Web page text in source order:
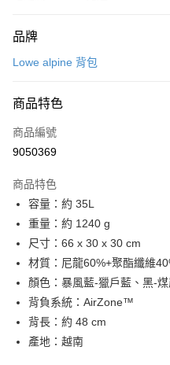
信用卡一次付款
Apple Pay
街口支付
Google Pay
全盈+PAY
大哥付你分期
相關說明
【大哥付你分期使用說明】
1.本服務由台灣大哥大提供，台灣
2.付款方式選擇「大哥付你分期」
流程，驗證手機門號後，選擇欲分
成交易。
AFTEE先享後付
相關說明
【關於「AFTEE先享後付」】
AFTEE先享後付是「在收到商品之
ATM付款
品牌
Lowe alpine 背包
商品特色
商品編號
9050369
商品特色
容量：約 35L
重量：約 1240 g
尺寸：66 x 30 x 30 cm
材質：尼龍60%+聚酯纖維
顏色：暴風藍-獵戶藍、黑-
背負系統：AirZone™
背長：約 48 cm
產地：越南